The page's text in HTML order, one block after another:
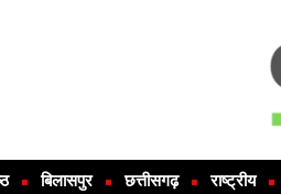
बिलासपुर छत्तीसगढ़ राष्ट्रीय